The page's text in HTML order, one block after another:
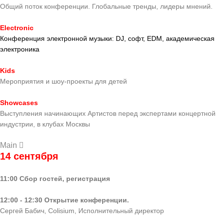
Общий поток конференции. Глобальные тренды, лидеры мнений.
Electronic
Конференция электронной музыки: DJ, софт, EDM, академическая
электроника
Kids
Мероприятия и шоу-проекты для детей
Showcases
Выступления начинающих Артистов перед экспертами концертной
индустрии, в клубах Москвы
Main
14 сентября
11:00 Сбор гостей, регистрация
12:00 - 12:30 Открытие конференции.
Сергей Бабич, Colisium, Исполнительный директор